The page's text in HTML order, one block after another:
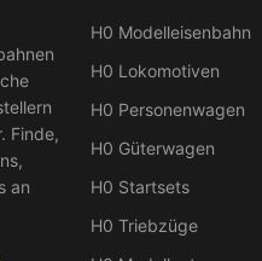
Finde,
an
H0 Modelleisenbahn
H0 Lokomotiven
H0 Personenwagen
H0 Güterwagen
H0 Startsets
H0 Triebzüge